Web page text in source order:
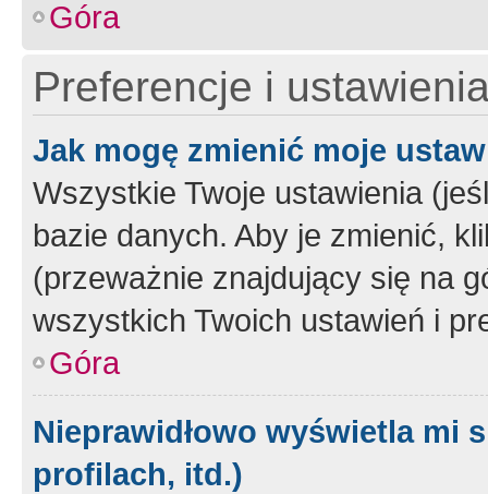
Góra
Preferencje i
Jak mogę zmienić moje
Wszystkie Twoje ustawienia
bazie danych. Aby je zmienić,
(przeważnie znajdujący się na
wszystkich Twoich ustawień i
Góra
Nieprawidłowo wyświetla mi
profilach, itd.)